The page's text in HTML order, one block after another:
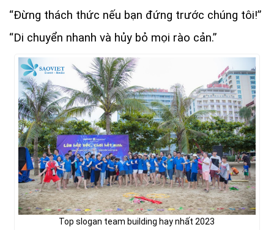
“Đừng thách thức nếu bạn đứng trước chúng tôi!”
“Di chuyển nhanh và hủy bỏ mọi rào cản.”
Top slogan team building hay nhất 2023